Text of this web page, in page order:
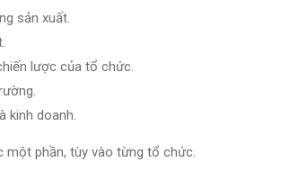
sản xuất.
lược của tổ chức.
kinh doanh.
phần, tùy vào từng tổ chức.